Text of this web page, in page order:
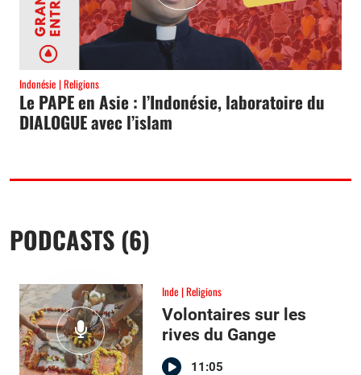
Indonésie Religions
Le PAPE en Asie : l’Indonésie, laboratoire du
DIALOGUE avec l’islam
PODCASTS (6)
Inde Religions
Volontaires sur les
rives du Gange
11:05